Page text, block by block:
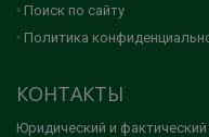
Поиск по сайту
Политика
КОНТАКТЫ
Юридический и